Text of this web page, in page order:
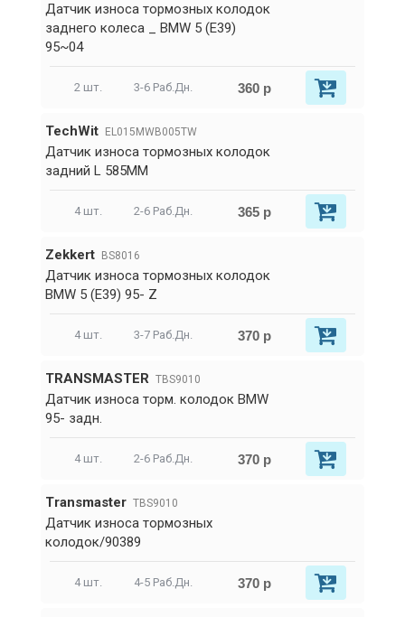
Датчик износа тормозных колодок
заднего колеса _ BMW 5 (E39)
95~04
2 шт. 3-6 Раб.Дн. 360 р
TechWit EL015MWB005TW
Датчик износа тормозных колодок
задний L 585MM
4 шт. 2-6 Раб.Дн. 365 р
Zekkert BS8016
Датчик износа тормозных колодок
BMW 5 (E39) 95- Z
4 шт. 3-7 Раб.Дн. 370 р
TRANSMASTER TBS9010
Датчик износа торм. колодок BMW
95- задн.
4 шт. 2-6 Раб.Дн. 370 р
Transmaster TBS9010
Датчик износа тормозных
колодок/90389
4 шт. 4-5 Раб.Дн. 370 р